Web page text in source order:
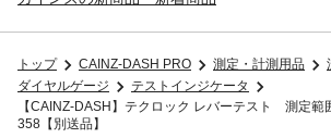
トップ CAINZ-DASH PRO 測定・計測用品
ダイヤルゲージ
テストインジケータ
【CAINZ-DASH】テクロック レバーテスト 測定範
358【別送品】